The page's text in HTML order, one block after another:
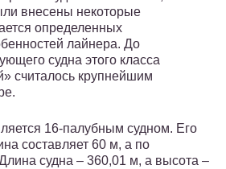
внесены некоторые
определенных
лайнера. До
судна этого класса
считалось крупнейшим
16-палубным судном. Его
составляет 60 м, а по
судна – 360,01 м, а высота –